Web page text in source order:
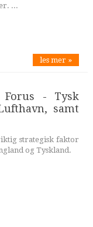
...
les mer »
Forus - Tysk
samt
strategisk faktor
og Tyskland.